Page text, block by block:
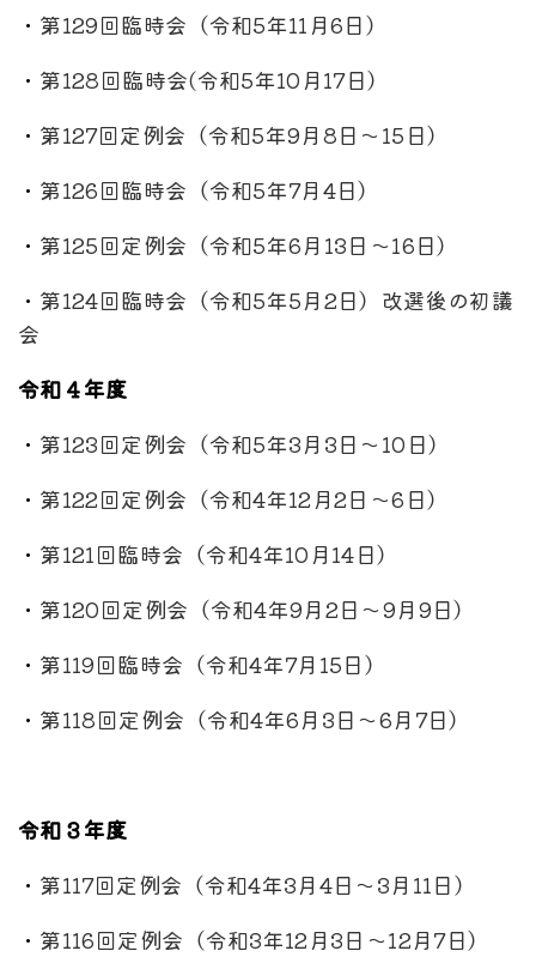
・ 第129回臨時会（令和5年11月6日）
・ 第128回臨時会(令和5年10月17日）
・ 第127回定例会（令和5年9月8日～15日）
・ 第126回臨時会（令和5年7月4日）
・ 第125回定例会（令和5年6月13日～16日）
・ 第124回臨時会（令和5年5月2日）改選後の初議
会
令和４年度
・ 第123回定例会（令和5年3月3日～10日）
・ 第122回定例会（令和4年12月2日～6日）
・ 第121回臨時会（令和4年10月14日）
・ 第120回定例会（令和4年9月2日～9月9日）
・ 第119回臨時会（令和4年7月15日）
・ 第118回定例会（令和4年6月3日～6月7日）
令和３年度
・ 第117回定例会（令和4年3月4日～3月11日）
・ 第116回定例会（令和3年12月3日～12月7日）